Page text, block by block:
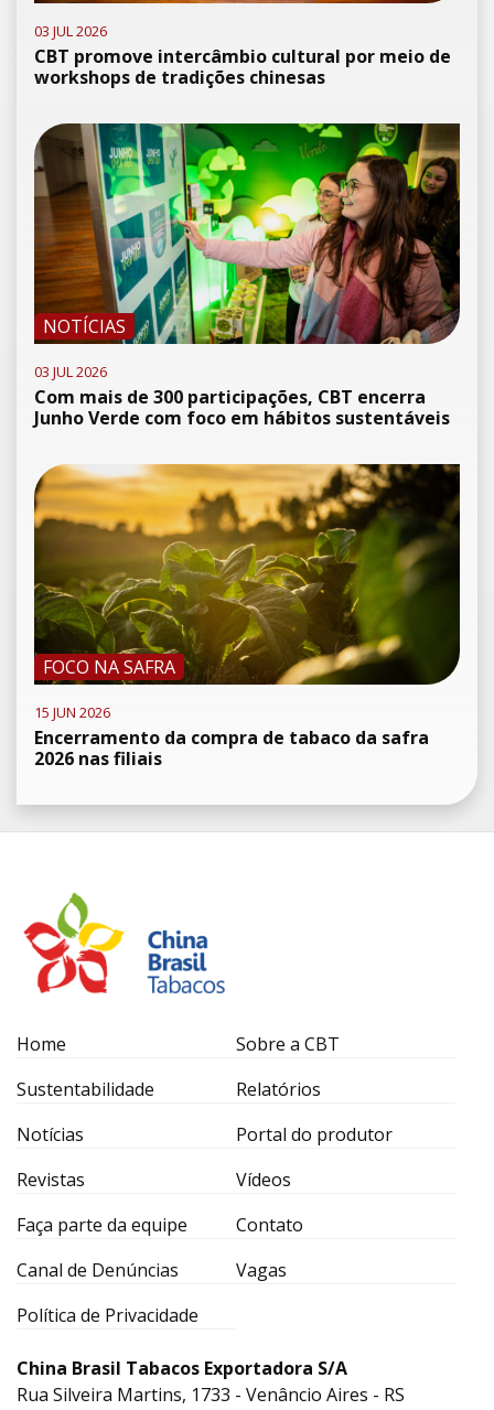
03 JUL 2026
CBT promove intercâmbio cultural por meio de
workshops de tradições chinesas
NOTÍCIAS
03 JUL 2026
Com mais de 300 participações, CBT encerra
Junho Verde com foco em hábitos sustentáveis
FOCO NA SAFRA
15 JUN 2026
Encerramento da compra de tabaco da safra
2026 nas filiais
Home
Sobre a CBT
Sustentabilidade
Relatórios
Notícias
Portal do produtor
Revistas
Vídeos
Faça parte da equipe
Contato
Canal de Denúncias
Vagas
Política de Privacidade
China Brasil Tabacos Exportadora S/A
Rua Silveira Martins, 1733 - Venâncio Aires - RS